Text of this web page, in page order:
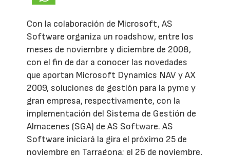
Con la colaboración de Microsoft, AS
Software organiza un roadshow, entre los
meses de noviembre y diciembre de 2008,
con el fin de dar a conocer las novedades
que aportan Microsoft Dynamics NAV y AX
2009, soluciones de gestión para la pyme y
gran empresa, respectivamente, con la
implementación del Sistema de Gestión de
Almacenes (SGA) de AS Software. AS
Software iniciará la gira el próximo 25 de
noviembre en Tarragona; el 26 de noviembre,